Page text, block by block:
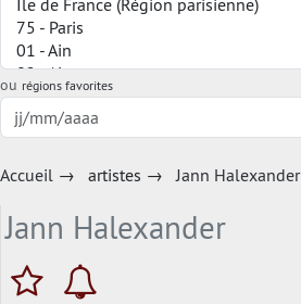
ou régions favorites
Accueil → artistes → Jann Halexander
Jann Halexander